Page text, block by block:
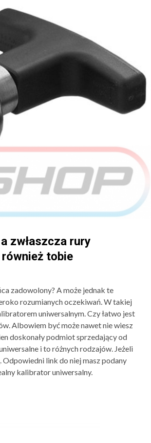
zwłaszcza rury
tobie
zadowolony? A może jednak te
rozumianych oczekiwań. W takiej
uniwersalnym. Czy łatwo jest
Albowiem być może nawet nie wiesz
doskonały podmiot sprzedający od
i to różnych rodzajów. Jeżeli
Odpowiedni link do niej masz podany
kalibrator uniwersalny.